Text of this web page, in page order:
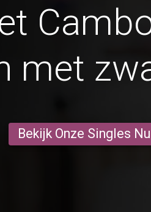
met
Bekijk Onze Singles Nu